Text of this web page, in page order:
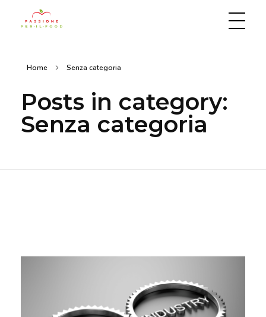
Home Senza categoria
Posts in category:
Senza categoria